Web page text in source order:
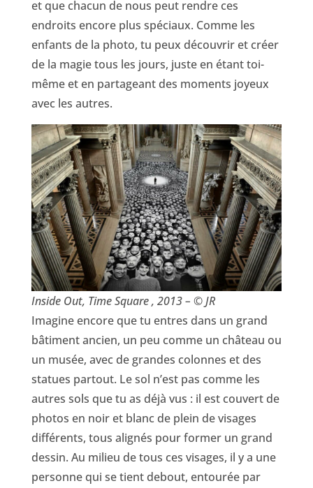
et que chacun de nous peut rendre ces
endroits encore plus spéciaux. Comme les
enfants de la photo, tu peux découvrir et créer
de la magie tous les jours, juste en étant toi-
même et en partageant des moments joyeux
avec les autres.
Inside Out, Time Square , 2013 – © JR
Imagine encore que tu entres dans un grand
bâtiment ancien, un peu comme un château ou
un musée, avec de grandes colonnes et des
statues partout. Le sol n’est pas comme les
autres sols que tu as déjà vus : il est couvert de
photos en noir et blanc de plein de visages
différents, tous alignés pour former un grand
dessin. Au milieu de tous ces visages, il y a une
personne qui se tient debout, entourée par